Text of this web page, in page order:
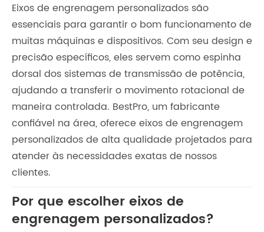
Eixos de engrenagem personalizados são
essenciais para garantir o bom funcionamento de
muitas máquinas e dispositivos. Com seu design e
precisão específicos, eles servem como espinha
dorsal dos sistemas de transmissão de potência,
ajudando a transferir o movimento rotacional de
maneira controlada. BestPro, um fabricante
confiável na área, oferece eixos de engrenagem
personalizados de alta qualidade projetados para
atender às necessidades exatas de nossos
clientes.
Por que escolher eixos de
engrenagem personalizados?